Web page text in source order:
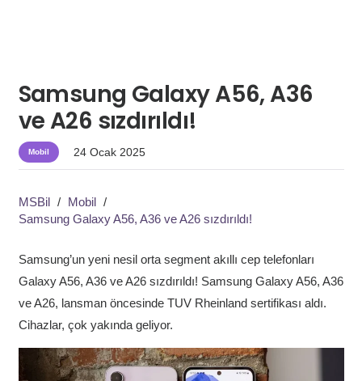
Samsung Galaxy A56, A36
ve A26 sızdırıldı!
Mobil 24 Ocak 2025
MSBil / Mobil /
Samsung Galaxy A56, A36 ve A26 sızdırıldı!
Samsung’un yeni nesil orta segment akıllı cep telefonları
Galaxy A56, A36 ve A26 sızdırıldı! Samsung Galaxy A56, A36
ve A26, lansman öncesinde TUV Rheinland sertifikası aldı.
Cihazlar, çok yakında geliyor.